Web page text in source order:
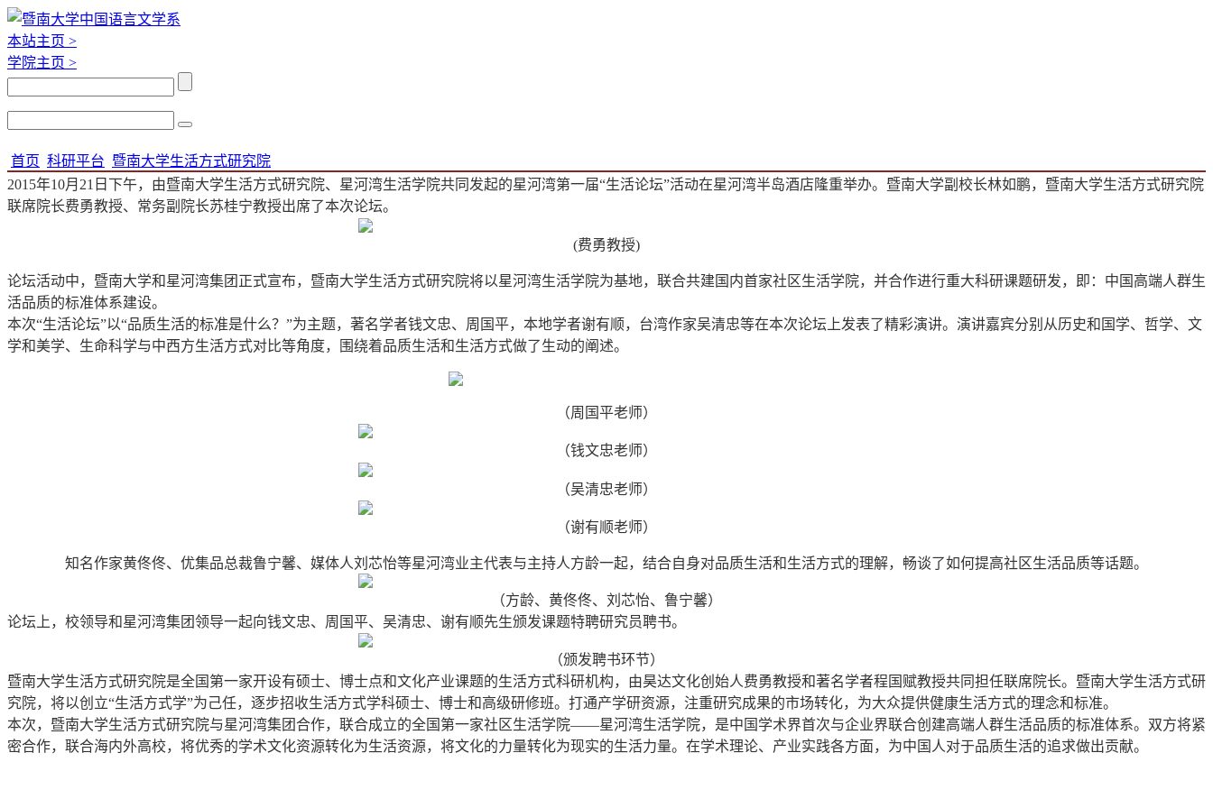
本站主页 >
学院主页 >
首页 科研平台 暨南大学生活方式研究院
2015年10月21日下午，由暨南大学生活方式研究院、星河湾生活学院共同发起的星河湾第一届“生活论坛”活动在星河湾半岛酒店隆重举办。暨南大学副校长林如鹏，暨南大学生活方式研究院
联席院长费勇教授、常务副院长苏桂宁教授出席了本次论坛。
(费勇教授)
论坛活动中，暨南大学和星河湾集团正式宣布，暨南大学生活方式研究院将以星河湾生活学院为基地，联合共建国内首家社区生活学院，并合作进行重大科研课题研发，即：中国高端人群生
活品质的标准体系建设。
本次“生活论坛”以“品质生活的标准是什么？”为主题，著名学者钱文忠、周国平，本地学者谢有顺，台湾作家吴清忠等在本次论坛上发表了精彩演讲。演讲嘉宾分别从历史和国学、哲学、文
学和美学、生命科学与中西方生活方式对比等角度，围绕着品质生活和生活方式做了生动的阐述。
（周国平老师）
（钱文忠老师）
（吴清忠老师）
（谢有顺老师）
知名作家黄佟佟、优集品总裁鲁宁馨、媒体人刘芯怡等星河湾业主代表与主持人方龄一起，结合自身对品质生活和生活方式的理解，畅谈了如何提高社区生活品质等话题。
（方龄、黄佟佟、刘芯怡、鲁宁馨）
论坛上，校领导和星河湾集团领导一起向钱文忠、周国平、吴清忠、谢有顺先生颁发课题特聘研究员聘书。
（颁发聘书环节）
暨南大学生活方式研究院是全国第一家开设有硕士、博士点和文化产业课题的生活方式科研机构，由昊达文化创始人费勇教授和著名学者程国赋教授共同担任联席院长。暨南大学生活方式研
究院，将以创立“生活方式学”为己任，逐步招收生活方式学科硕士、博士和高级研修班。打通产学研资源，注重研究成果的市场转化，为大众提供健康生活方式的理念和标准。
本次，暨南大学生活方式研究院与星河湾集团合作，联合成立的全国第一家社区生活学院——星河湾生活学院，是中国学术界首次与企业界联合创建高端人群生活品质的标准体系。双方将紧
密合作，联合海内外高校，将优秀的学术文化资源转化为生活资源，将文化的力量转化为现实的生活力量。在学术理论、产业实践各方面，为中国人对于品质生活的追求做出贡献。